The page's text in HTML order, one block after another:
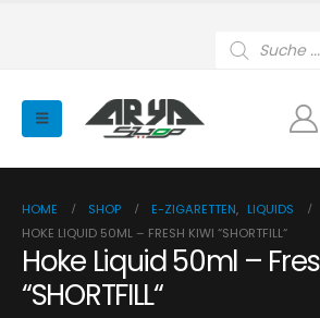
search
HOME SHOP E-ZIGARETTEN, LIQUIDS
HOKE LIQUID 50ML – FRESH KIWI “SHORTFILL“
Hoke Liquid 50ml –
“SHORTFILL“